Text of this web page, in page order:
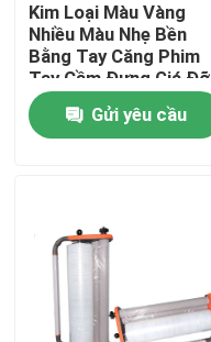
Liên hệ chúng tôi
Yêu cầu báo giá
Băng dính giấy kraft
Băng dính PET
Kim Loại Màu Vàng
Nhiều Màu Nhẹ Bền
Bằng Tay Căng Phim
Tay Cầm Đựng Giá Đỡ
Cho 16 ''18'' Phim
Căng
Gửi yêu cầu